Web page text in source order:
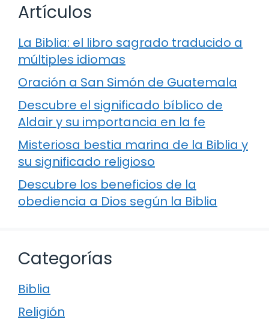
Artículos
La Biblia: el libro sagrado traducido a
múltiples idiomas
Oración a San Simón de Guatemala
Descubre el significado bíblico de
Aldair y su importancia en la fe
Misteriosa bestia marina de la Biblia y
su significado religioso
Descubre los beneficios de la
obediencia a Dios según la Biblia
Categorías
Biblia
Religión